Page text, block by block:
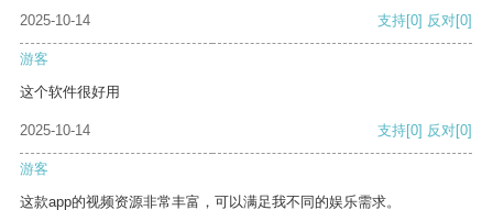
2025-10-14
支持[0] 反对[0]
游客
这个软件很好用
2025-10-14 支持[0] 反对[0]
游客
这款app的视频资源非常丰富，可以满足我不同的娱乐需求。